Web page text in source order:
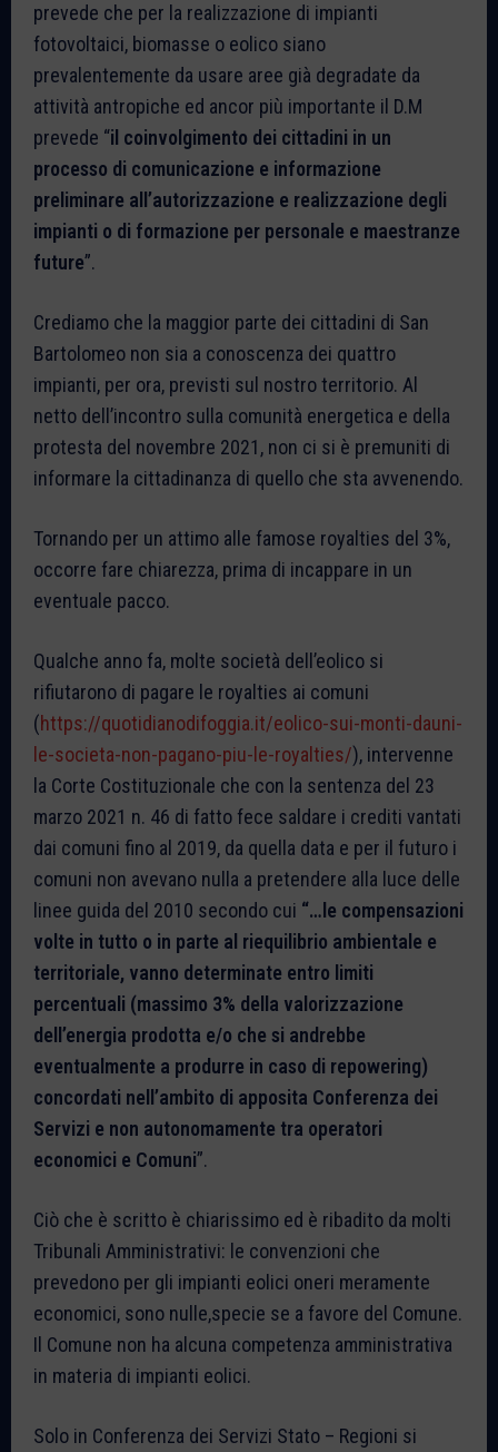
prevede che per la realizzazione di impianti
fotovoltaici, biomasse o eolico siano
prevalentemente da usare aree già degradate da
attività antropiche ed ancor più importante il D.M
prevede “il coinvolgimento dei cittadini in un
processo di comunicazione e informazione
preliminare all’autorizzazione e realizzazione degli
impianti o di formazione per personale e maestranze
future”.
Crediamo che la maggior parte dei cittadini di San
Bartolomeo non sia a conoscenza dei quattro
impianti, per ora, previsti sul nostro territorio. Al
netto dell’incontro sulla comunità energetica e della
protesta del novembre 2021, non ci si è premuniti di
informare la cittadinanza di quello che sta avvenendo.
Tornando per un attimo alle famose royalties del 3%,
occorre fare chiarezza, prima di incappare in un
eventuale pacco.
Qualche anno fa, molte società dell’eolico si
rifiutarono di pagare le royalties ai comuni
(https://quotidianodifoggia.it/eolico-sui-monti-dauni-
le-societa-non-pagano-piu-le-royalties/), intervenne
la Corte Costituzionale che con la sentenza del 23
marzo 2021 n. 46 di fatto fece saldare i crediti vantati
dai comuni fino al 2019, da quella data e per il futuro i
comuni non avevano nulla a pretendere alla luce delle
linee guida del 2010 secondo cui “…le compensazioni
volte in tutto o in parte al riequilibrio ambientale e
territoriale, vanno determinate entro limiti
percentuali (massimo 3% della valorizzazione
dell’energia prodotta e/o che si andrebbe
eventualmente a produrre in caso di repowering)
concordati nell’ambito di apposita Conferenza dei
Servizi e non autonomamente tra operatori
economici e Comuni”.
Ciò che è scritto è chiarissimo ed è ribadito da molti
Tribunali Amministrativi: le convenzioni che
prevedono per gli impianti eolici oneri meramente
economici, sono nulle,specie se a favore del Comune.
Il Comune non ha alcuna competenza amministrativa
in materia di impianti eolici.
Solo in Conferenza dei Servizi Stato – Regioni si